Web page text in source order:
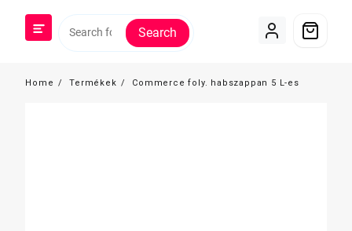
Search
Home Termékek Commerce foly. habszappan 5 L-es